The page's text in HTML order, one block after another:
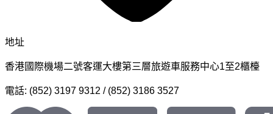
地址
香港國際機場二號客運大樓第三層旅遊車服務中心1至2櫃檯
電話: (852) 3197 9312 / (852) 3186 3527